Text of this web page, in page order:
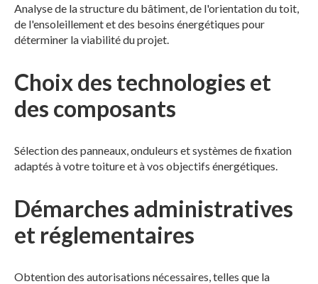
Analyse de la structure du bâtiment, de l'orientation du toit,
de l'ensoleillement et des besoins énergétiques pour
déterminer la viabilité du projet.
Choix des technologies et
des composants
Sélection des panneaux, onduleurs et systèmes de fixation
adaptés à votre toiture et à vos objectifs énergétiques.
Démarches administratives
et réglementaires
Obtention des autorisations nécessaires, telles que la